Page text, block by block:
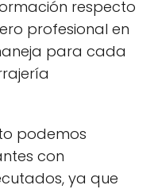
respecto
profesional en
para cada
podemos
con
ya que